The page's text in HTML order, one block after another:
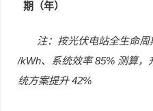
期（年）
注：按光伏电站全生命周
/kWh、系统效率85% 测算，
统方案提升42%